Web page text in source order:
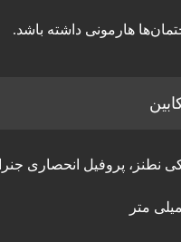
هارمونی داشته باشد.